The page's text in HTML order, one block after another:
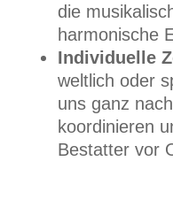
die
harmonische
Individuelle
weltlich oder
uns ganz
koordinieren
Bestatter vor